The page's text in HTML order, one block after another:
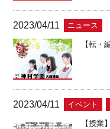
2023/04/11 ニュース
【転・
2023/04/11 イベント
【授業